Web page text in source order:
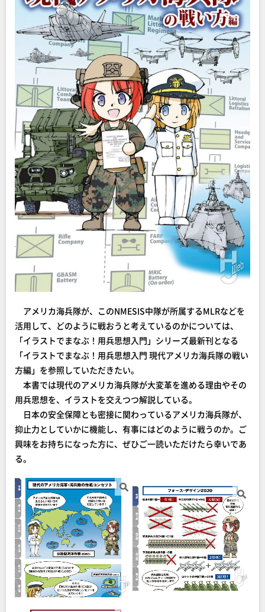
アメリカ海兵隊が、このNMESIS中隊が所属するMLRなどを
活用して、どのように戦おうと考えているのかについては、
「イラストでまなぶ！用兵思想入門」シリーズ最新刊となる
「イラストでまなぶ！用兵思想入門 現代アメリカ海兵隊の戦い
方編」を参照していただきたい。
本書では現代のアメリカ海兵隊が大変革を進める理由やその
用兵思想を、イラストを交えつつ解説している。
日本の安全保障とも密接に関わっているアメリカ海兵隊が、
抑止力としていかに機能し、有事にはどのように戦うのか。ご
興味をお持ちになった方に、ぜひご一読いただけたら幸いであ
る。